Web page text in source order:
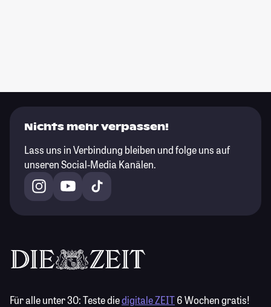
Nichts mehr verpassen!
Lass uns in Verbindung bleiben und folge uns auf
unseren Social-Media Kanälen.
Für alle unter 30:Teste diedigitale ZEIT6 Wochen gratis!